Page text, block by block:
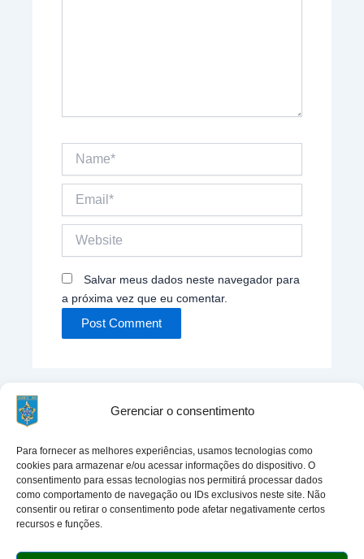
Gerenciar o consentimento
Para fornecer as melhores experiências, usamos tecnologias como
cookies para armazenar e/ou acessar informações do dispositivo. O
consentimento para essas tecnologias nos permitirá processar dados
como comportamento de navegação ou IDs exclusivos neste site. Não
consentir ou retirar o consentimento pode afetar negativamente certos
recursos e funções.
Salvar meus dados neste navegador para
a próxima vez que eu comentar.
Entre em contato:
Rua Ten Cel Correia Lima 140, Menino Deus, Porto
Alegre, RS, CEP 90850-250